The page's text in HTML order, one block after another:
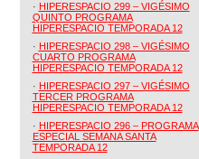
· HIPERESPACIO 299 – VIGÉSIMO
QUINTO PROGRAMA
HIPERESPACIO TEMPORADA 12
· HIPERESPACIO 298 – VIGÉSIMO
CUARTO PROGRAMA
HIPERESPACIO TEMPORADA 12
· HIPERESPACIO 297 – VIGÉSIMO
TERCER PROGRAMA
HIPERESPACIO TEMPORADA 12
· HIPERESPACIO 296 – PROGRAMA
ESPECIAL SEMANA SANTA
TEMPORADA 12